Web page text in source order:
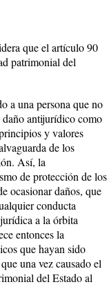
que el artículo 90
patrimonial del
a una persona que no
daño antijurídico como
y valores
de los
Así, la
de protección de los
ocasionar daños, que
conducta
a la órbita
entonces la
que hayan sido
una vez causado el
del Estado al